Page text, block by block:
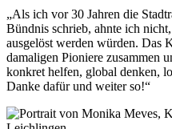
„Als ich vor 30 Jahren die
Bündnis schrieb, ahnte ich
ausgelöst werden würden. Das
damaligen Pioniere zusammen
konkret helfen, global denken,
Danke dafür und weiter so!“